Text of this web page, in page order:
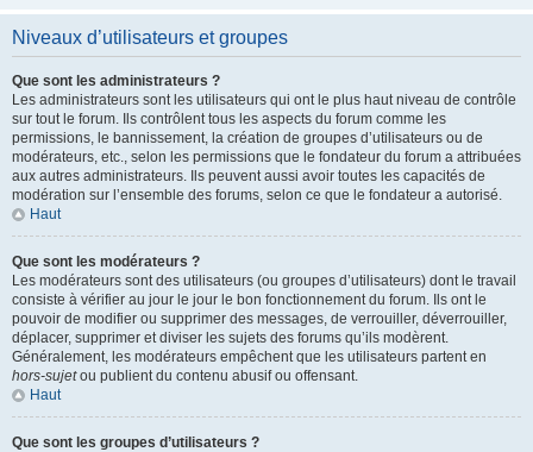
Niveaux d’utilisateurs et groupes
Que sont les administrateurs ?
Les administrateurs sont les utilisateurs qui ont le plus haut niveau de contrôle
sur tout le forum. Ils contrôlent tous les aspects du forum comme les
permissions, le bannissement, la création de groupes d’utilisateurs ou de
modérateurs, etc., selon les permissions que le fondateur du forum a attribuées
aux autres administrateurs. Ils peuvent aussi avoir toutes les capacités de
modération sur l’ensemble des forums, selon ce que le fondateur a autorisé.
Haut
Que sont les modérateurs ?
Les modérateurs sont des utilisateurs (ou groupes d’utilisateurs) dont le travail
consiste à vérifier au jour le jour le bon fonctionnement du forum. Ils ont le
pouvoir de modifier ou supprimer des messages, de verrouiller, déverrouiller,
déplacer, supprimer et diviser les sujets des forums qu’ils modèrent.
Généralement, les modérateurs empêchent que les utilisateurs partent en
hors-sujetou publient du contenu abusif ou offensant.
Haut
Que sont les groupes d’utilisateurs ?